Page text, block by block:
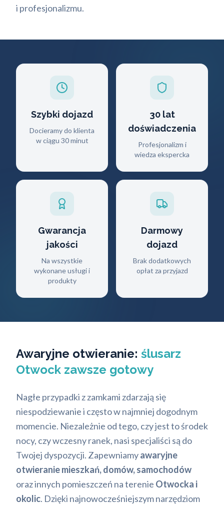
i profesjonalizmu.
Szybki dojazd
Docieramy do klienta
w ciągu 30 minut
30 lat
doświadczenia
Profesjonalizm i
wiedza ekspercka
Gwarancja
jakości
Na wszystkie
wykonane usługi i
produkty
Darmowy
dojazd
Brak dodatkowych
opłat za przyjazd
Awaryjne otwieranie: ślusarz
Otwock zawsze gotowy
Nagłe przypadki z zamkami zdarzają się
niespodziewanie i często w najmniej dogodnym
momencie. Niezależnie od tego, czy jest to środek
nocy, czy wczesny ranek, nasi specjaliści są do
Twojej dyspozycji. Zapewniamyawaryjne
otwieranie mieszkań, domów, samochodów
oraz innych pomieszczeń na terenie Otwocka i
okolic. Dzięki najnowocześniejszym narzędziom